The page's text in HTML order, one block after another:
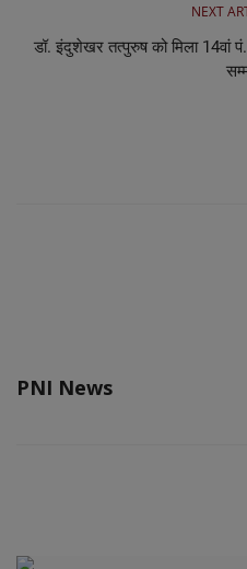
NEXT
डॉ. इंदुशेखर तत्पुरुष को मिला 14वां पं.
PNI News